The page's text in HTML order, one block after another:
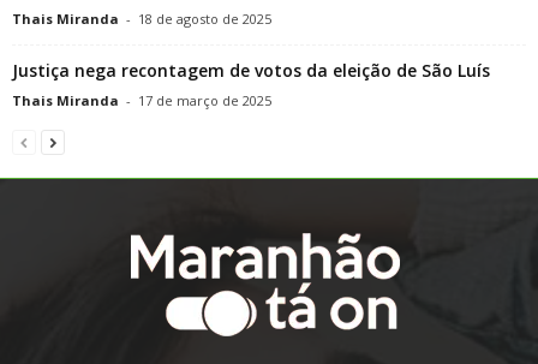
Thais Miranda - 18 de agosto de 2025
Justiça nega recontagem de votos da eleição de São Luís
Thais Miranda - 17 de março de 2025